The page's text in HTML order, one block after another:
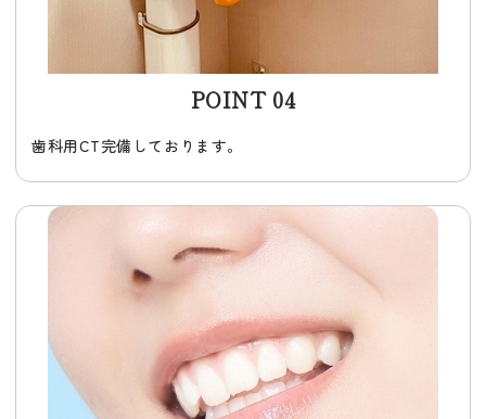
POINT 04
歯科用CT完備しております。